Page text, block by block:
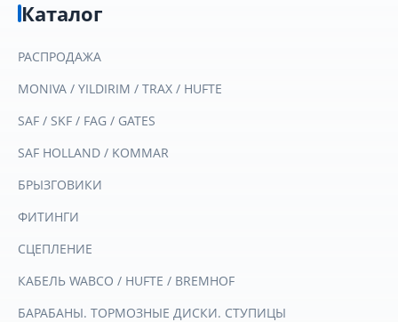
Каталог
РАСПРОДАЖА
MONIVA / YILDIRIM / TRAX / HUFTE
SAF / SKF / FAG / GATES
SAF HOLLAND / KOMMAR
БРЫЗГОВИКИ
ФИТИНГИ
СЦЕПЛЕНИЕ
КАБЕЛЬ WABCO / HUFTE / BREMHOF
БАРАБАНЫ. ТОРМОЗНЫЕ ДИСКИ. СТУПИЦЫ